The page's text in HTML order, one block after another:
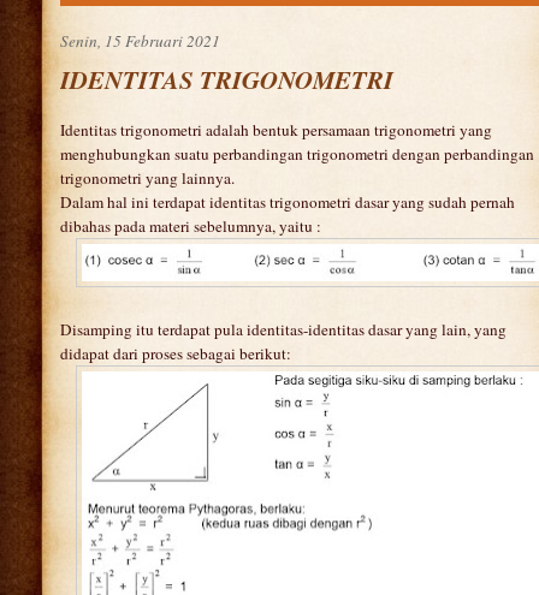
Senin, 15 Februari 2021
IDENTITAS TRIGONOMETRI
Identitas trigonometri adalah bentuk persamaan trigonometri yang
menghubungkan suatu perbandingan trigonometri dengan perbandingan
trigonometri yang lainnya.
Dalam hal ini terdapat identitas trigonometri dasar yang sudah pernah
dibahas pada materi sebelumnya, yaitu :
Disamping itu terdapat pula identitas-identitas dasar yang lain, yang
didapat dari proses sebagai berikut: